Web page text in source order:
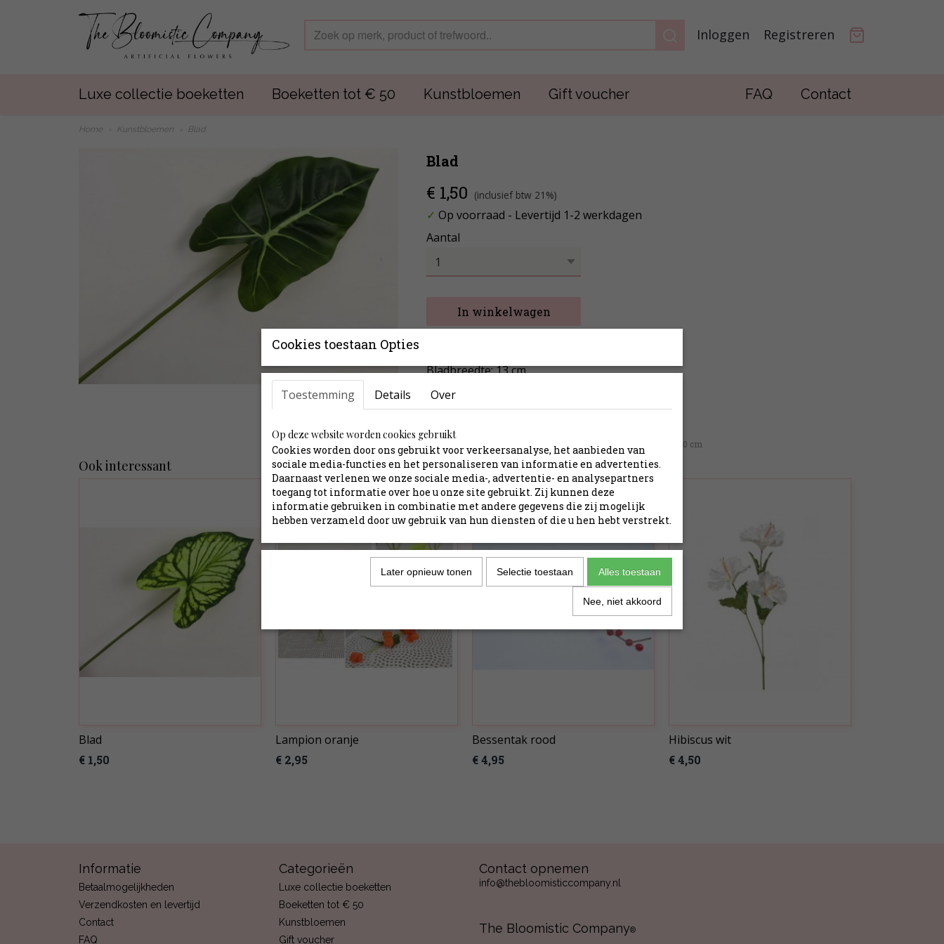
Inloggen Registreren
Contact
FAQ
Luxe collectie boeketten Boeketten tot € 50 Kunstbloemen Gift voucher
Home Kunstbloemen Blad
Blad
€ 1,50 (inclusief btw 21%)
✓ Op voorraad - Levertijd 1-2 werkdagen
Aantal
In winkelwagen
Bladbreedte: 13 cm
Specificaties
Afmetingen (l,b,h)
100 x 0 x 0 cm
Ook interessant
Blad
€ 1,50
Lampion oranje
€ 2,95
Bessentak rood
€ 4,95
Hibiscus wit
€ 4,50
Informatie
Betaalmogelijkheden
Verzendkosten en levertijd
Contact
FAQ
Categorieën
Luxe collectie boeketten
Boeketten tot € 50
Kunstbloemen
Gift voucher
Contact opnemen
info@thebloomisticcompany.nl
The Bloomistic Company®
Cookies toestaan Opties
Toestemming Details Over
Op deze website worden cookies gebruikt
Cookies worden door ons gebruikt voor verkeersanalyse, het aanbieden van
sociale media-functies en het personaliseren van informatie en advertenties.
Daarnaast verlenen we onze sociale media-, advertentie- en analysepartners
toegang tot informatie over hoe u onze site gebruikt. Zij kunnen deze
informatie gebruiken in combinatie met andere gegevens die zij mogelijk
hebben verzameld door uw gebruik van hun diensten of die u hen hebt verstrekt.
Later opnieuw tonen Selectie toestaan Alles toestaan
Nee, niet akkoord